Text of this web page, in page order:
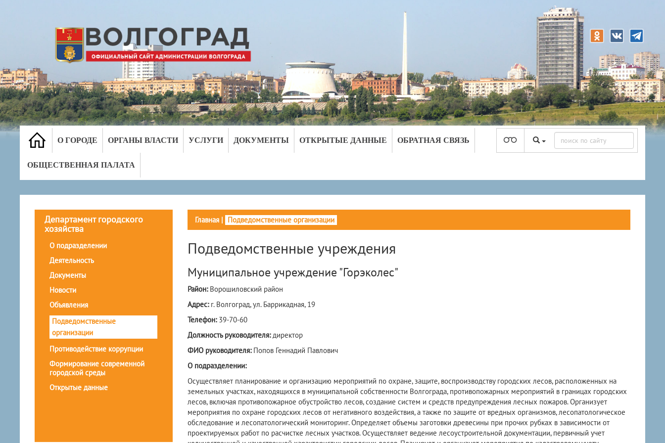
О ГОРОДЕ ОРГАНЫ ВЛАСТИ УСЛУГИ ДОКУМЕНТЫ ОТКРЫТЫЕ ДАННЫЕ ОБРАТНАЯ СВЯЗЬ
ОБЩЕСТВЕННАЯ ПАЛАТА
Департамент городского
хозяйства
О подразделении
Деятельность
Документы
Новости
Объявления
Подведомственные
организации
Противодействие коррупции
Формирование современной
городской среды
Открытые данные
Главная| Подведомственные организации
Подведомственные учреждения
Муниципальное учреждение "Горэколес"
Район: Ворошиловский район
Адрес: г. Волгоград, ул. Баррикадная, 19
Телефон: 39-70-60
Должность руководителя:директор
ФИО руководителя: Попов Геннадий Павлович
О подразделении:
Осуществляет планирование и организацию мероприятий по охране, защите, воспроизводству городских лесов, расположенных на
земельных участках, находящихся в муниципальной собственности Волгограда, противопожарных мероприятий в границах городских
лесов, включая противопожарное обустройство лесов, создание систем и средств предупреждения лесных пожаров. Организует
мероприятия по охране городских лесов от негативного воздействия, а также по защите от вредных организмов, лесопатологическое
обследование и лесопатологический мониторинг. Определяет объемы заготовки древесины при прочих рубках в зависимости от
проектируемых работ по расчистке лесных участков. Осуществляет ведение лесоустроительной документации, первичный учет